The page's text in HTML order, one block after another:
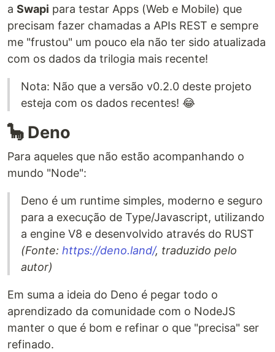
a Swapi para testar Apps (Web e Mobile) que
precisam fazer chamadas a APIs REST e sempre
me "frustou" um pouco ela não ter sido atualizada
com os dados da trilogia mais recente!
Nota: Não que a versão v0.2.0 deste projeto
esteja com os dados recentes! 😂
🦕 Deno
Para aqueles que não estão acompanhando o
mundo "Node":
Deno é um runtime simples, moderno e seguro
para a execução de Type/Javascript, utilizando
a engine V8 e desenvolvido através do RUST
(Fonte: https://deno.land/, traduzido pelo
autor)
Em suma a ideia do Deno é pegar todo o
aprendizado da comunidade com o NodeJS
manter o que é bom e refinar o que "precisa" ser
refinado.